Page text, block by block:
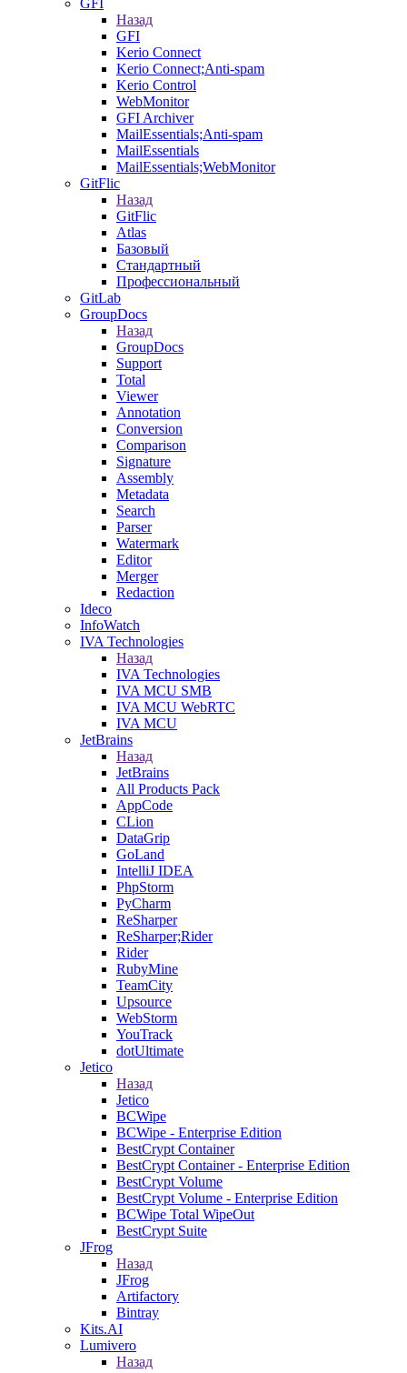
GFI
Назад
GFI
Kerio Connect
Kerio Connect;Anti-spam
Kerio Control
WebMonitor
GFI Archiver
MailEssentials;Anti-spam
MailEssentials
MailEssentials;WebMonitor
GitFlic
Назад
GitFlic
Atlas
Базовый
Стандартный
Профессиональный
GitLab
GroupDocs
Назад
GroupDocs
Support
Total
Viewer
Annotation
Conversion
Comparison
Signature
Assembly
Metadata
Search
Parser
Watermark
Editor
Merger
Redaction
Ideco
InfoWatch
IVA Technologies
Назад
IVA Technologies
IVA MCU SMB
IVA MCU WebRTC
IVA MCU
JetBrains
Назад
JetBrains
All Products Pack
AppCode
CLion
DataGrip
GoLand
IntelliJ IDEA
PhpStorm
PyCharm
ReSharper
ReSharper;Rider
Rider
RubyMine
TeamCity
Upsource
WebStorm
YouTrack
dotUltimate
Jetico
Назад
Jetico
BCWipe
BCWipe - Enterprise Edition
BestCrypt Container
BestCrypt Container - Enterprise Edition
BestCrypt Volume
BestCrypt Volume - Enterprise Edition
BCWipe Total WipeOut
BestCrypt Suite
JFrog
Назад
JFrog
Artifactory
Bintray
Kits.AI
Lumivero
Назад